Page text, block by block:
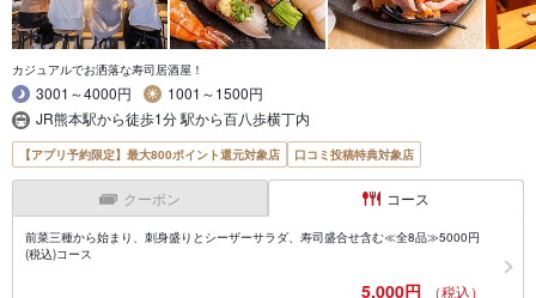
カジュアルでお洒落な寿司居酒屋！
3001～4000円
1001～1500円
JR熊本駅から徒歩1分 駅から百八歩横丁内
【アプリ予約限定】最大800ポイント還元対象店 口コミ投稿特典対象店
クーポン コース
前菜三種から始まり、刺身盛りとシーザーサラダ、寿司盛合せ含む≪全8品≫5000円
(税込)コース
5,000円 （税込）